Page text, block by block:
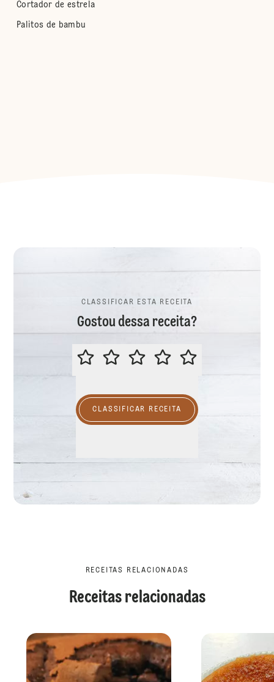
Cortador de estrela
Palitos de bambu
CLASSIFICAR ESTA RECEITA
Gostou dessa receita?
CLASSIFICAR ESTA RECEITA
CLASSIFICAR RECEITA
RECEITAS RELACIONADAS
Receitas relacionadas